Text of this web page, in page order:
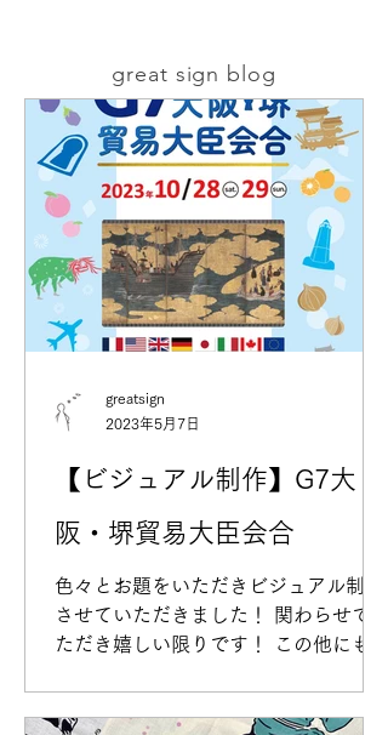
great sign blog
【ビジュアル制作】G7大
阪・堺貿易大臣会合
色々とお題をいただきビジュアル制作
させていただきました！ 関わらせてい
ただき嬉しい限りです！ この他にもい
greatsign
2023年5月7日